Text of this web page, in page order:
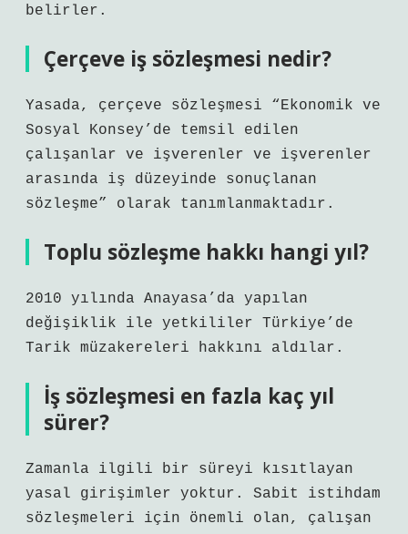
belirler.
Çerçeve iş sözleşmesi nedir?
Yasada, çerçeve sözleşmesi “Ekonomik ve
Sosyal Konsey’de temsil edilen
çalışanlar ve işverenler ve işverenler
arasında iş düzeyinde sonuçlanan
sözleşme” olarak tanımlanmaktadır.
Toplu sözleşme hakkı hangi yıl?
2010 yılında Anayasa’da yapılan
değişiklik ile yetkililer Türkiye’de
Tarik müzakereleri hakkını aldılar.
İş sözleşmesi en fazla kaç yıl
sürer?
Zamanla ilgili bir süreyi kısıtlayan
yasal girişimler yoktur. Sabit istihdam
sözleşmeleri için önemli olan, çalışan